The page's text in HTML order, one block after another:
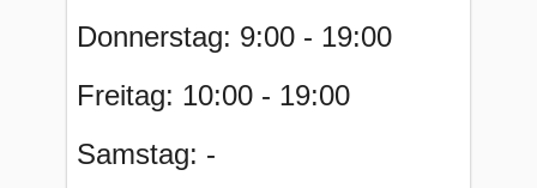
Donnerstag: 9:00 - 19:00
Freitag: 10:00 - 19:00
Samstag: -